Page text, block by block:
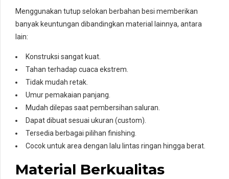
Menggunakan tutup selokan berbahan besi memberikan
banyak keuntungan dibandingkan material lainnya, antara
lain:
Konstruksi sangat kuat.
Tahan terhadap cuaca ekstrem.
Tidak mudah retak.
Umur pemakaian panjang.
Mudah dilepas saat pembersihan saluran.
Dapat dibuat sesuai ukuran (custom).
Tersedia berbagai pilihan finishing.
Cocok untuk area dengan lalu lintas ringan hingga berat.
Material Berkualitas